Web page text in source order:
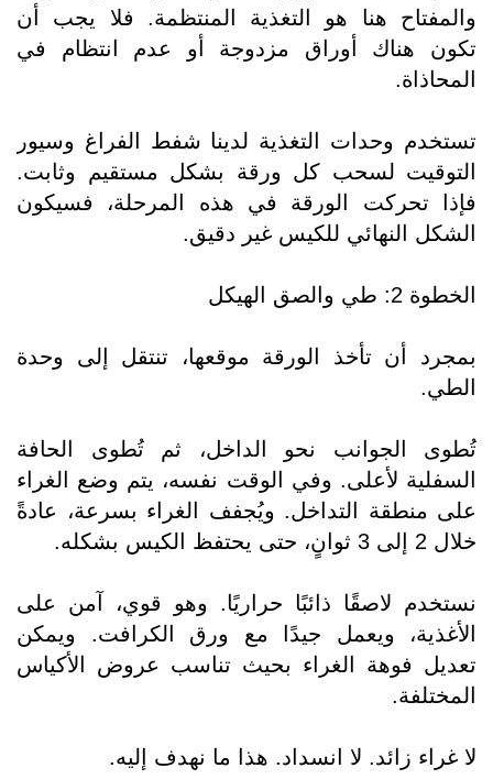
والمفتاح هنا هو التغذية المنتظمة. فلا يجب أن
تكون هناك أوراق مزدوجة أو عدم انتظام في
المحاذاة.
تستخدم وحدات التغذية لدينا شفط الفراغ وسيور
التوقيت لسحب كل ورقة بشكل مستقيم وثابت.
فإذا تحركت الورقة في هذه المرحلة، فسيكون
الشكل النهائي للكيس غير دقيق.
الخطوة 2: طي والصق الهيكل
بمجرد أن تأخذ الورقة موقعها، تنتقل إلى وحدة
الطي.
تُطوى الجوانب نحو الداخل، ثم تُطوى الحافة
السفلية لأعلى. وفي الوقت نفسه، يتم وضع الغراء
على منطقة التداخل. ويُجفف الغراء بسرعة، عادةً
خلال 2 إلى 3 ثوانٍ، حتى يحتفظ الكيس بشكله.
نستخدم لاصقًا ذائبًا حراريًا. وهو قوي، آمن على
الأغذية، ويعمل جيدًا مع ورق الكرافت. ويمكن
تعديل فوهة الغراء بحيث تناسب عروض الأكياس
المختلفة.
لا غراء زائد. لا انسداد. هذا ما نهدف إليه.